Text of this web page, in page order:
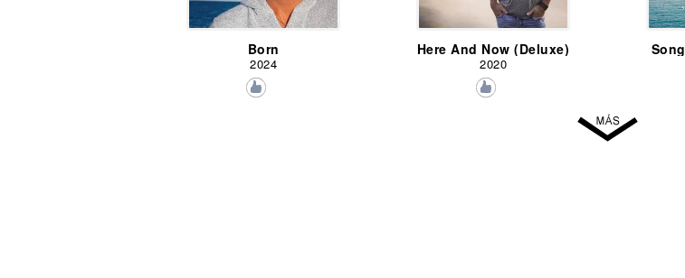
Born
2024
Here And Now (Deluxe)
2020